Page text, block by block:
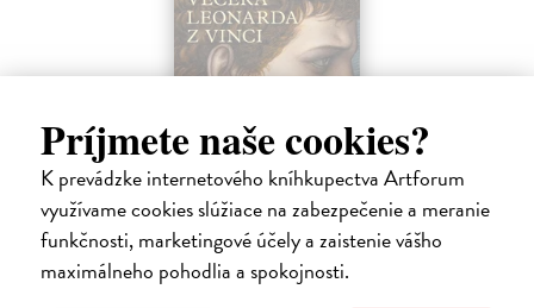
Príjmete naše cookies?
K prevádzke internetového kníhkupectva Artforum
využívame cookies slúžiace na zabezpečenie a meranie
funkčnosti, marketingové účely a zaistenie vášho
maximálneho pohodlia a spokojnosti.
Posledná večera Leonarda z Vinci
Lajda Stano| Kniha
Stano Lajda je súčasný slovenský maliar, ktorý niekoľko rokov
systematicky pracoval na rekonštrukcii ikonickej Poslednej večere,